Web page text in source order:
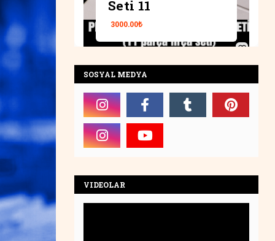
Seti 11
3000.00₺
(1992)
4500.00₺
SOSYAL MEDYA
VIDEOLAR